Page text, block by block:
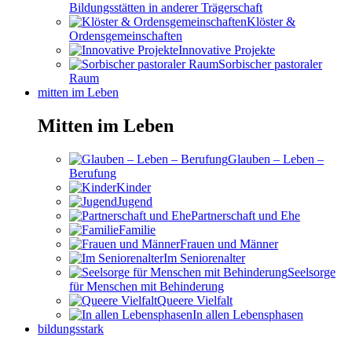
Bildungsstätten in anderer Trägerschaft
Klöster &
Ordensgemeinschaften
Innovative Projekte
Sorbischer pastoraler
Raum
mitten im Leben
Mitten im Leben
Glauben – Leben –
Berufung
Kinder
Jugend
Partnerschaft und Ehe
Familie
Frauen und Männer
Im Seniorenalter
Seelsorge
für Menschen mit Behinderung
Queere Vielfalt
In allen Lebensphasen
bildungsstark